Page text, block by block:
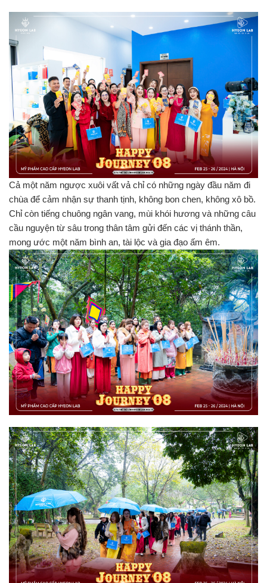
Cả một năm ngược xuôi vất vả chỉ có những ngày đầu năm đi
chùa để cảm nhận sự thanh tịnh, không bon chen, không xô bồ.
Chỉ còn tiếng chuông ngân vang, mùi khói hương và những câu
cầu nguyện từ sâu trong thân tâm gửi đến các vị thánh thần,
mong ước một năm bình an, tài lộc và gia đạo ấm êm.